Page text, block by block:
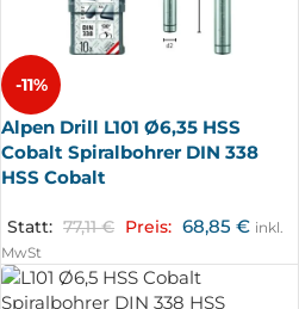
-11%
Alpen Drill L101 Ø6,35 HSS
Cobalt Spiralbohrer DIN 338
HSS Cobalt
Statt: 77,11€ Preis: 68,85€ inkl.
MwSt